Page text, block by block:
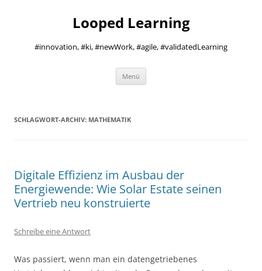
Looped Learning
#innovation, #ki, #newWork, #agile, #validatedLearning
Menü
SCHLAGWORT-ARCHIV: MATHEMATIK
Digitale Effizienz im Ausbau der
Energiewende: Wie Solar Estate seinen
Vertrieb neu konstruierte
Schreibe eine Antwort
Was passiert, wenn man ein datengetriebenes